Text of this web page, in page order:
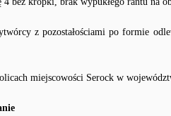
z pozostałościami po formie
miejscowości Serock w